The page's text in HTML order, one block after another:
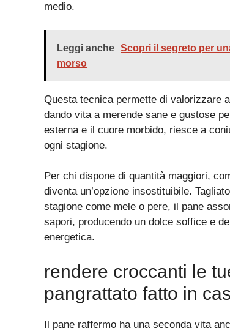
medio.
Leggi anche Scopri il segreto per
morso
Questa tecnica permette di valorizzare
dando vita a merende sane e gustose
esterna e il cuore morbido, riesce a
ogni stagione.
Per chi dispone di quantità maggiori,
diventa un’opzione insostituibile.
stagione come mele o pere, il pane
sapori, producendo un dolce soffice e
energetica.
rendere croccanti le
pangrattato fatto in
Il pane raffermo ha una seconda vita